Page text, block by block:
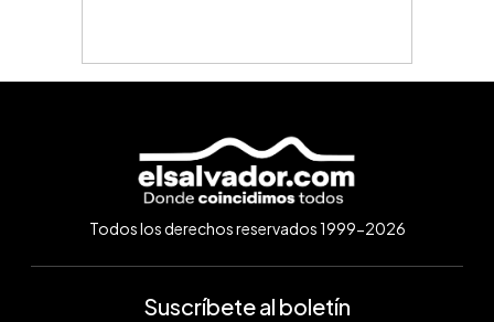
Todos los derechos reservados 1999-2026
Suscríbete al boletín